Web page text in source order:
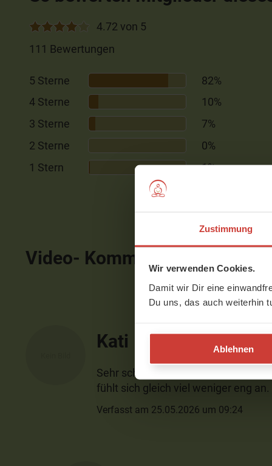
Zustimmung
Wir verwenden Cookies.
Damit wir Dir eine
Du uns, das auch weiterhin
Ablehnen
4.72 von 5
111 Bewertungen
5 Sterne
82%
4 Sterne
10%
3 Sterne
7%
2 Sterne
0%
1 Stern
1%
Video- Kommentare
Kati
Sehr schöne Übungen zum
fühlt sich gleich viel weniger eng
Verfasst am 25.05.2026 um 09:24